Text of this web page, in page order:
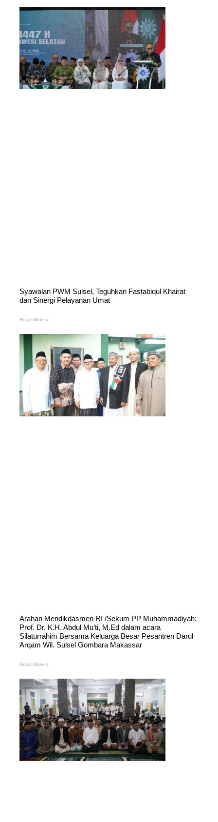
Syawalan PWM Sulsel, Teguhkan Fastabiqul Khairat
dan Sinergi Pelayanan Umat
Read More »
Arahan Mendikdasmen RI /Sekum PP Muhammadiyah:
Prof. Dr. K.H. Abdul Mu’ti, M.Ed dalam acara
Silaturrahim Bersama Keluarga Besar Pesantren Darul
Arqam Wil. Sulsel Gombara Makassar
Read More »